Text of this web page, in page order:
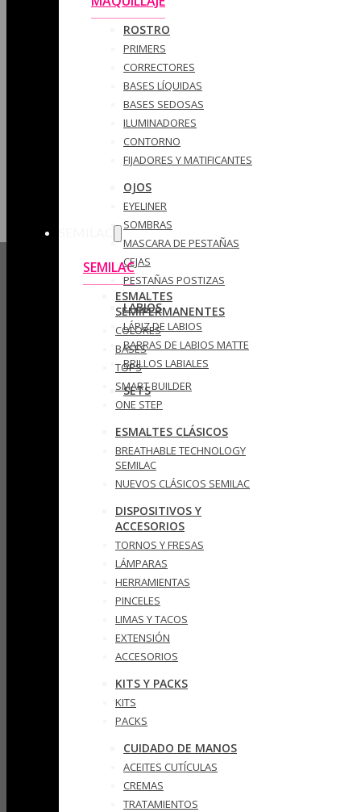
ROSTRO
PRIMERS
CORRECTORES
BASES LÍQUIDAS
BASES SEDOSAS
ILUMINADORES
CONTORNO
FIJADORES Y MATIFICANTES
OJOS
EYELINER
SOMBRAS
MASCARA DE PESTAÑAS
CEJAS
PESTAÑAS POSTIZAS
LABIOS
LÁPIZ DE LABIOS
BARRAS DE LABIOS MATTE
BRILLOS LABIALES
SETS
SEMILAC
ESMALTES
SEMIPERMANENTES
COLORES
BASES
TOPS
SMART BUILDER
ONE STEP
ESMALTES CLÁSICOS
BREATHABLE TECHNOLOGY
SEMILAC
NUEVOS CLÁSICOS SEMILAC
DISPOSITIVOS Y
ACCESORIOS
TORNOS Y FRESAS
LÁMPARAS
HERRAMIENTAS
PINCELES
LIMAS Y TACOS
EXTENSIÓN
ACCESORIOS
KITS Y PACKS
KITS
PACKS
CUIDADO DE MANOS
ACEITES CUTÍCULAS
CREMAS
TRATAMIENTOS